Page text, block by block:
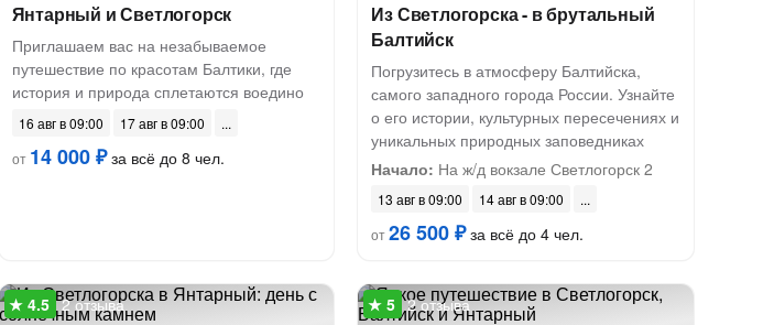
Янтарный и Светлогорск
Приглашаем вас на незабываемое
путешествие по красотам Балтики, где
история и природа сплетаются воедино
16 авг в 09:00
17 авг в 09:00
от 14 000 ₽за всё до 8 чел.
Из Светлогорска - в брутальный
Балтийск
Погрузитесь в атмосферу Балтийска,
самого западного города России. Узнайте
о его истории, культурных пересечениях и
уникальных природных заповедниках
Начало: На ж/д вокзале Светлогорск 2
13 авг в 09:00
14 авг в 09:00
от26 500 ₽за всё до 4 чел.
2 отзыва 2 отзыва